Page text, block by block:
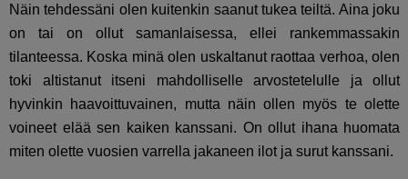
Näin tehdessäni olen kuitenkin saanut tukea teiltä. Aina joku
on tai on ollut samanlaisessa, ellei rankemmassakin
tilanteessa. Koska minä olen uskaltanut raottaa verhoa, olen
toki altistanut itseni mahdolliselle arvostetelulle ja ollut
hyvinkin haavoittuvainen, mutta näin ollen myös te olette
voineet elää sen kaiken kanssani. On ollut ihana huomata
miten olette vuosien varrella jakaneen ilot ja surut kanssani.